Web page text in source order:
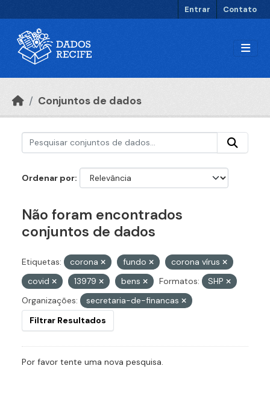
Entrar Contato
Conjuntos de dados
Ordenar por
Não foram encontrados
conjuntos de dados
Etiquetas: corona fundo
corona vírus
covid
13979 bens Formatos:
SHP
Organizações:
secretaria-de-financas
Filtrar Resultados
Por favor tente uma nova pesquisa.